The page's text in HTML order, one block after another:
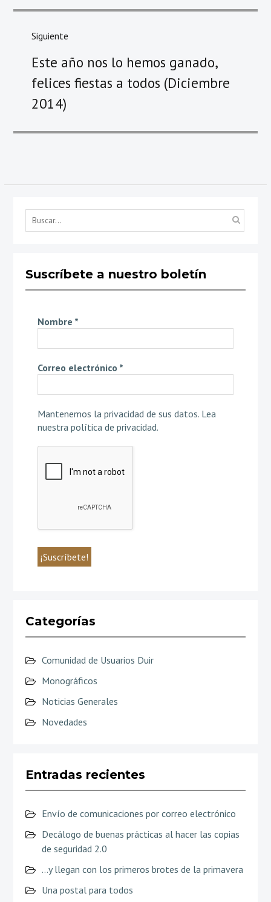
Siguiente
siguiente
Este año nos lo hemos ganado,
felices fiestas a todos (Diciembre
2014)
Suscríbete a nuestro boletín
Nombre *
Correo electrónico *
Mantenemos la privacidad de sus datos. Lea
nuestra política de privacidad.
Categorías
Comunidad de Usuarios Duir
Monográficos
Noticias Generales
Novedades
Entradas recientes
Envío de comunicaciones por correo electrónico
Decálogo de buenas prácticas al hacer las copias
de seguridad 2.0
…y llegan con los primeros brotes de la primavera
Una postal para todos